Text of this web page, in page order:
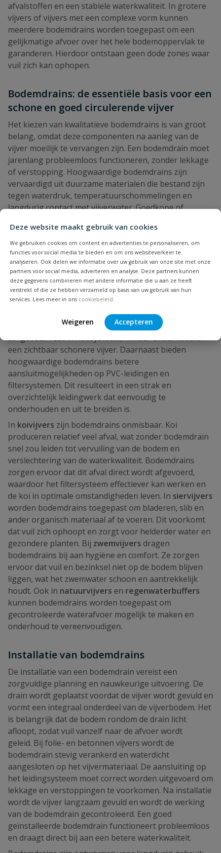
Deze website maakt gebruik van cookies
We gebruiken cookies om content en advertenties te personaliseren, om
functies voor social media te bieden en om ons websiteverkeer te
analyseren. Ook delen we informatie over uw gebruik van onze site met onze
partners voor social media, adverteren en analyse. Deze partners kunnen
deze gegevens combineren met andere informatie die u aan ze heeft
verstrekt of die ze hebben verzameld op basis van uw gebruik van hun
services. Lees meer in ons cookiebeleid
Weigeren Accepteren
afvalstoffen en een stabiele waterkwaliteit. In grotere
vijvers of vijvers met een complexe vorm kunnen
meerdere bodemdrains worden toegepast om een
gelijkmatige afvoer over het hele bodemoppervlak te
garanderen. Hierdoor ontstaan geen dode zones waar
vuil zich kan ophopen.
Bodemdrains: de essentiële basis voor een
schone en goed circulerende vijver
Het kiezen van kwalitatieve bodemdrains is van groot
belang, omdat deze componenten na aanleg van de
vijver moeilijk te vervangen zijn. Een bodemdrain moet
jarenlang probleemloos functioneren, zonder lekkage
of verstopping. Hoogwaardige bodemdrains zijn
vervaardigd uit duurzame materialen die bestand zijn
tegen waterdruk, temperatuurschommelingen en
langdurig contact met vijverwater. Goedkope of
problemen veroorzaken, zoals scheurvorming, lekkage
of onvoldoende doorstroming. Dit kan leiden tot
ernstige schade aan de vijverconstructie en hoge
herstelkosten. Door direct te investeren in kwaliteit
wordt dit risico voorkomen.
Professionele vijverbouwers en ervaren
vijverliefhebbers kiezen bewust voor betrouwbare
bodemdrains omdat deze de basis vormen van het hele
vijversysteem. Een goed functionerende bodemdrain
zorgt voor rust in het systeem, minder onderhoud en
een zichtbaar schonere vijver. Daarnaast bieden
hoogwaardige bodemdrains betere
aansluitmogelijkheden op PVC-leidingen en
filtersystemen. Dit resulteert in een strak en
overzichtelijk leidingwerk dat eenvoudig te
onderhouden en uit te breiden is.
In koivijvers zijn bodemdrains onmisbaar. Koi
produceren relatief veel afval, wat zonder bodemdrain
snel zou leiden tot vervuiling van de bodem en
verslechtering van de waterkwaliteit. Bodemdrains
zorgen ervoor dat dit afval direct wordt afgevoerd,
waardoor het filtersysteem effectiever kan werken en
de koi in optimale omstandigheden leven. In siervijvers
worden bodemdrains toegepast om bladeren, slib en
ander organisch materiaal af te voeren. Dit voorkomt
dat vuil zich ophoopt en zorgt voor helderder water en
gezondere planten. Bij zwemvijvers dragen
bodemdrains bij aan hygiëne en comfort. Ze zorgen
ervoor dat vuil en bezinksel niet op de bodem blijven
liggen, wat het zwemwater schoon en aantrekkelijk
houdt. Ook in natuurvijvers en regenwaterbuffers
kunnen bodemdrains worden toegepast om
gecontroleerde waterafvoer mogelijk te maken en
onderhoud te vereenvoudigen.
Installatie van bodemdrains
De installatie van een bodemdrain vereist een
zorgvuldige planning en nauwkeurige uitvoering. De
drain wordt geplaatst voordat de vijver wordt gevuld en
vormt een integraal onderdeel van de vijverbodem. Het
is belangrijk dat de bodem rondom de drain licht
afloopt, zodat vuil vanzelf naar de afvoer wordt
geleid. Bij folie- en betonnen vijvers wordt de
bodemdrain stevig verankerd en waterdicht
aangesloten op het vijvermateriaal. De aansluiting op
het leidingsysteem moet correct worden uitgevoerd om
lekkage en verstoppingen te voorkomen. Na installatie
wordt de vijver langzaam gevuld en wordt de werking
van de bodemdrain gecontroleerd. Een goed
geïnstalleerde bodemdrain functioneert probleemloos
en draagt direct bij aan een betere waterkwaliteit.